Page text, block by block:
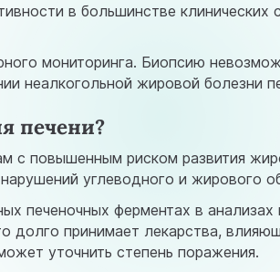
в большинстве
мониторинга. Биопсию
неалкогольной жировой болезни
печени?
с повышенным риском развития
углеводного и жирового
печеночных ферментах в
долго принимает лекарства,
уточнить степень поражения.